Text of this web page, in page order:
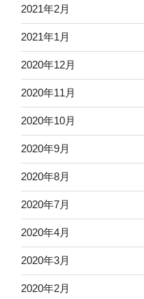
2021年2月
2021年1月
2020年12月
2020年11月
2020年10月
2020年9月
2020年8月
2020年7月
2020年4月
2020年3月
2020年2月